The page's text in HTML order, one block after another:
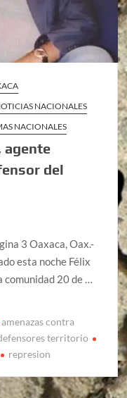
NACIONALES
NACIONALES
agente
del
3 Oaxaca, Oax.-
esta noche Félix
comunidad 20 de …
amenazas contra
territorio
represion